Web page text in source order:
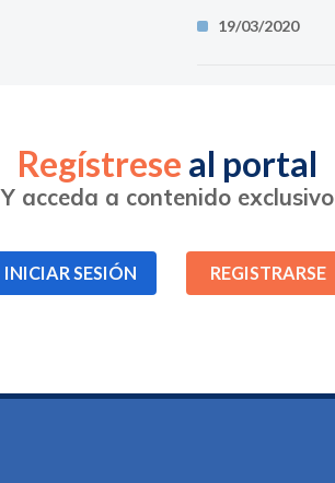
19/03/2020
Regístrese al portal
Y acceda a contenido exclusivo
INICIAR SESIÓN REGISTRARSE